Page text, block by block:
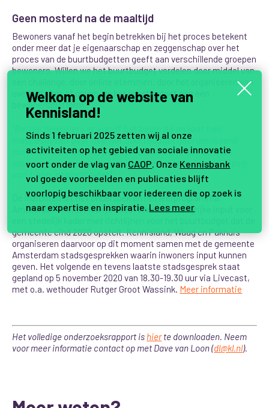
Geen mosterd na de maaltijd
Bewoners vanaf het begin betrekken bij het proces betekent
onder meer dat je eigenaarschap en zeggenschap over het
proces van de buurtbudgetten geeft aan verschillende groepen
bewoners.Willen we het buurtbudget verdelen door middel van
een challenge, door online stemmen, door het organiseren van
overlegtafels of geven we het buurtbudget aan een
bewonersplatform?
meebeslissen over hoe het buurtbudget georganiseerd
moet worden. En niet pas op het moment dat de wijze
waarop bewoners mee kunnen doen al is bedacht.” (Dave
van Loon, projectleider)
De inzichten uit het onderzoek en het leerprogramma
Amsterdammers, Maak je stad! vormen belangrijke input voor
gemeente eind 2020 opstelt. Kennisland, Waag en Pakhuis
organiseren daarvoor op dit moment samen met de gemeente
Amsterdam stadsgesprekken waarin inwoners input kunnen
geven. Het volgende en tevens laatste stadsgesprek staat
gepland op 5 november 2020 van 18.30-19.30 uur via Livecast,
met o.a. wethouder Rutger Groot Wassink. Meer informatie
Het volledige onderzoeksrapport is hierte downloaden. Neem
voor meer informatie contact op met Dave van Loon (dl@kl.nl).
Welkom op de website van
Kennisland!
Sinds 1 februari 2025 zetten wij al onze
activiteiten op het gebied van sociale innovatie
voort onder de vlag van CAOP . Onze Kennisbank
vol goede voorbeelden en publicaties blijft
voorlopig beschikbaar voor iedereen die op zoek is
naar expertise en inspiratie. Lees meer